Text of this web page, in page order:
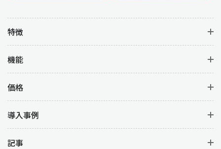
特徴
機能
価格
導入事例
記事